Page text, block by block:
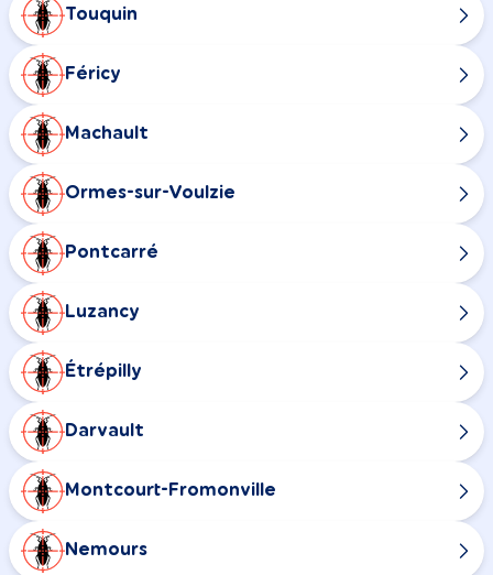
Touquin
Féricy
Machault
Ormes-sur-Voulzie
Pontcarré
Luzancy
Étrépilly
Darvault
Montcourt-Fromonville
Nemours